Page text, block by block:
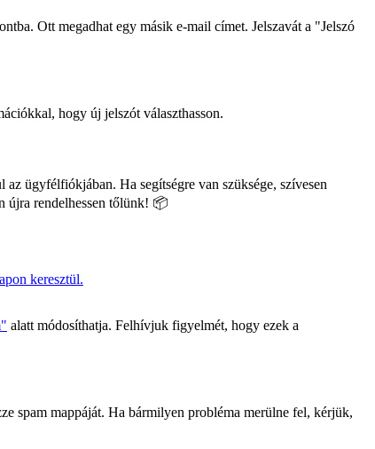
Ott megadhat egy másik e-mail címet. Jelszavát a "Jelszó
hogy új jelszót választhasson.
ügyfélfiókjában. Ha segítségre van szüksége, szívesen
újra rendelhessen tőlünk! 📦
keresztül.
alatt módosíthatja. Felhívjuk figyelmét, hogy ezek a
spam mappáját. Ha bármilyen probléma merülne fel, kérjük,